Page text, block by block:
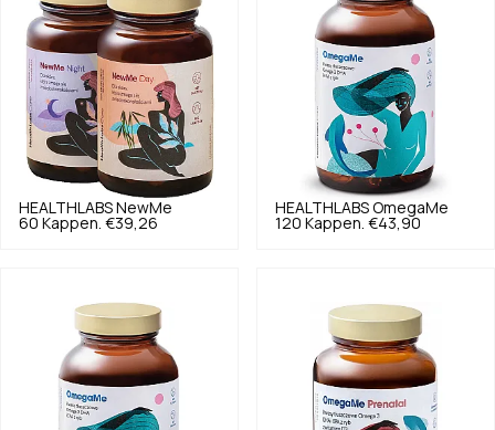
HEALTHLABS NewMe
60 Kappen. €39,26
HEALTHLABS OmegaMe
120 Kappen. €43,90